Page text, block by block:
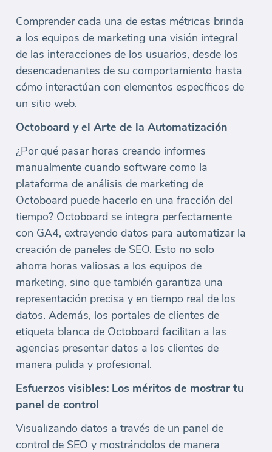
Comprender cada una de estas métricas brinda
a los equipos de marketing una visión integral
de las interacciones de los usuarios, desde los
desencadenantes de su comportamiento hasta
cómo interactúan con elementos específicos de
un sitio web.
Octoboard y el Arte de la Automatización
¿Por qué pasar horas creando informes
manualmente cuando software como la
plataforma de análisis de marketing de
Octoboard puede hacerlo en una fracción del
tiempo? Octoboard se integra perfectamente
con GA4, extrayendo datos para automatizar la
creación de paneles de SEO. Esto no solo
ahorra horas valiosas a los equipos de
marketing, sino que también garantiza una
representación precisa y en tiempo real de los
datos. Además, los portales de clientes de
etiqueta blanca de Octoboard facilitan a las
agencias presentar datos a los clientes de
manera pulida y profesional.
Esfuerzos visibles: Los méritos de mostrar tu
panel de control
Visualizando datos a través de un panel de
control de SEO y mostrándolos de manera